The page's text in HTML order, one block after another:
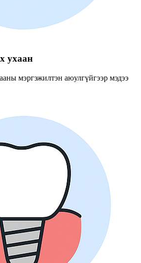
ухаан
мэргэжилтэн аюулгүйгээр мэдээ